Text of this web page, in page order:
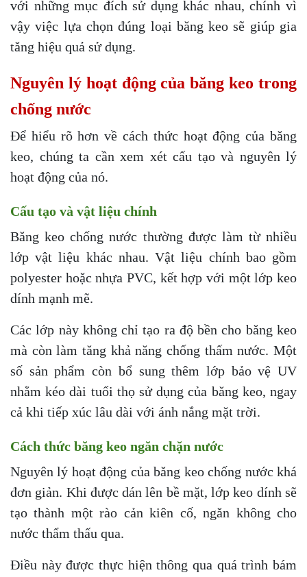
với những mục đích sử dụng khác nhau, chính vì
vậy việc lựa chọn đúng loại băng keo sẽ giúp gia
tăng hiệu quả sử dụng.
Nguyên lý hoạt động của băng keo trong
chống nước
Để hiểu rõ hơn về cách thức hoạt động của băng
keo, chúng ta cần xem xét cấu tạo và nguyên lý
hoạt động của nó.
Cấu tạo và vật liệu chính
Băng keo chống nước thường được làm từ nhiều
lớp vật liệu khác nhau. Vật liệu chính bao gồm
polyester hoặc nhựa PVC, kết hợp với một lớp keo
dính mạnh mẽ.
Các lớp này không chỉ tạo ra độ bền cho băng keo
mà còn làm tăng khả năng chống thấm nước. Một
số sản phẩm còn bổ sung thêm lớp bảo vệ UV
nhằm kéo dài tuổi thọ sử dụng của băng keo, ngay
cả khi tiếp xúc lâu dài với ánh nắng mặt trời.
Cách thức băng keo ngăn chặn nước
Nguyên lý hoạt động của băng keo chống nước khá
đơn giản. Khi được dán lên bề mặt, lớp keo dính sẽ
tạo thành một rào cản kiên cố, ngăn không cho
nước thẩm thấu qua.
Điều này được thực hiện thông qua quá trình bám